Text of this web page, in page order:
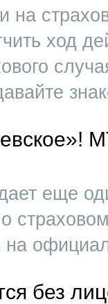
на
ход
еще
о
на
без